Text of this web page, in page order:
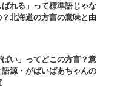
ばれる」って標準語じゃな
？北海道の方言の意味と由
ばい」ってどこの方言？意
語源・がばいばあちゃんの